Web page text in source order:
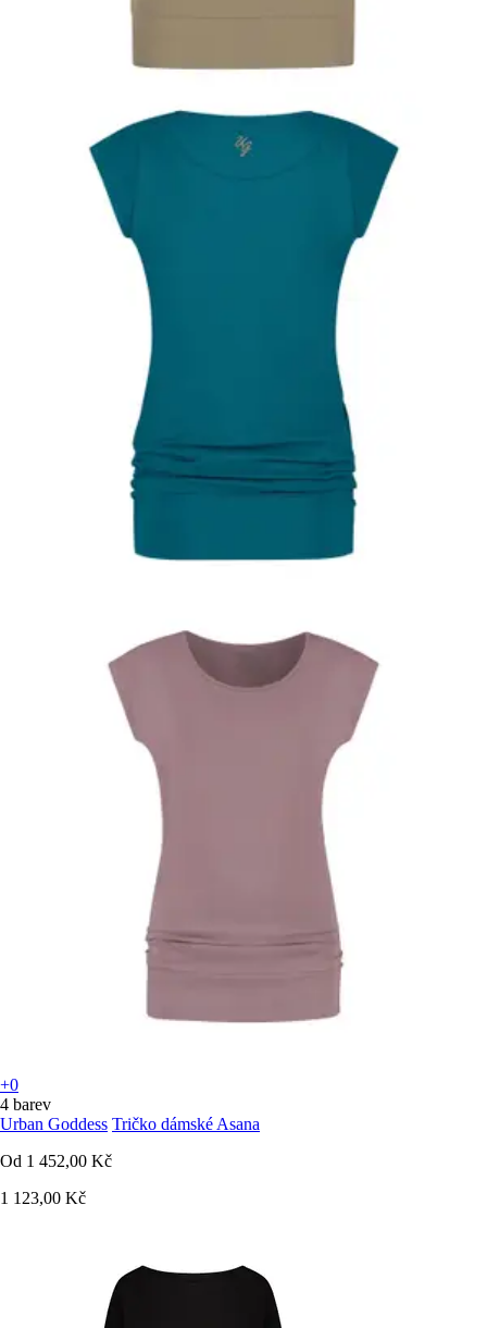
+0
4 barev
Urban Goddess Tričko dámské Asana
Od 1 452,00 Kč
1 123,00 Kč